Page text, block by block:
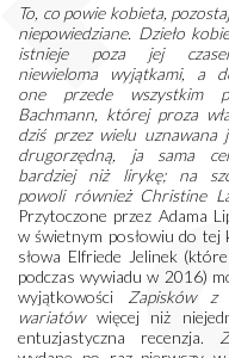
To, co powie kobieta,
niepowiedziane. Dzieło
istnieje poza jej
niewieloma wyjątkami, a
one przede wszystkim
Bachmann, której proza
dziś przez wielu uznawana
drugorzędną, ja sama
bardziej niż lirykę; na
powoli również Christine
Przytoczone przez Adama
w świetnym posłowiu do tej
słowa Elfriede Jelinek (które
podczas wywiadu w 2016)
wyjątkowości Zapisków z
wariatówwięcej niż
entuzjastyczna recenzja.